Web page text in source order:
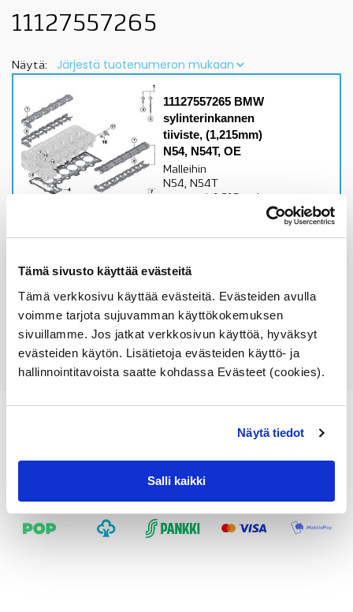
Tämä sivusto käyttää evästeitä
Tämä verkkosivu käyttää evästeitä. Evästeiden avulla
voimme tarjota sujuvamman käyttökokemuksen
sivuillamme. Jos jatkat verkkosivun käyttöä, hyväksyt
evästeiden käytön. Lisätietoja evästeiden käyttö- ja
hallinnointitavoista saatte kohdassa Evästeet (cookies).
Näytä tiedot
Salli kaikki
11127557265
Näytä:
11127557265 BMW
sylinterinkannen
tiiviste, (1,215mm)
N54, N54T, OE
Malleihin
N54, N54T
sopivuus lisätiedoista
Alkuperäinen BMW osa
Lisää ostoskoriin
Katso osan tiedot